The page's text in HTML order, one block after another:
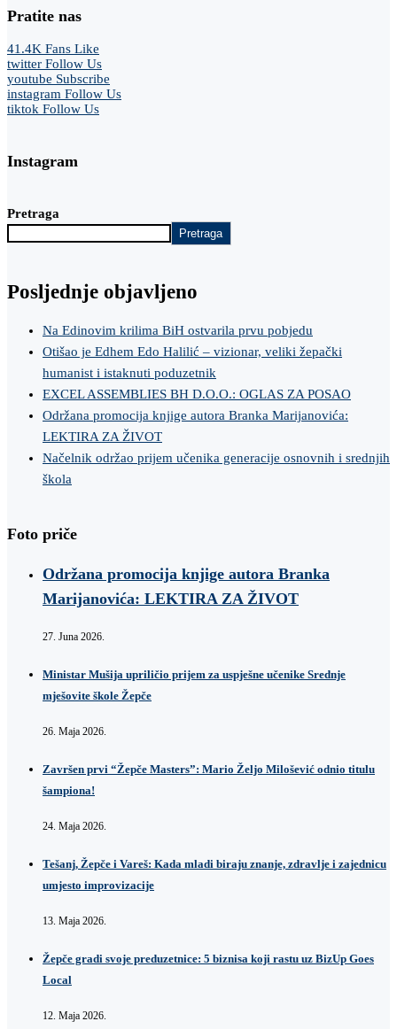
Pratite nas
41.4K Fans Like
twitter Follow Us
youtube Subscribe
instagram Follow Us
tiktok Follow Us
Instagram
Pretraga
Pretraga
Posljednje objavljeno
Na Edinovim krilima BiH ostvarila prvu pobjedu
Otišao je Edhem Edo Halilić – vizionar, veliki žepački
humanist i istaknuti poduzetnik
EXCEL ASSEMBLIES BH D.O.O.: OGLAS ZA POSAO
Održana promocija knjige autora Branka Marijanovića:
LEKTIRA ZA ŽIVOT
Načelnik održao prijem učenika generacije osnovnih i srednjih
škola
Foto priče
Održana promocija knjige autora Branka
Marijanovića: LEKTIRA ZA ŽIVOT
27. Juna 2026.
Ministar Mušija upriličio prijem za uspješne učenike Srednje
mješovite škole Žepče
26. Maja 2026.
Završen prvi “Žepče Masters”: Mario Željo Milošević odnio titulu
šampiona!
24. Maja 2026.
Tešanj, Žepče i Vareš: Kada mladi biraju znanje, zdravlje i zajednicu
umjesto improvizacije
13. Maja 2026.
Žepče gradi svoje preduzetnice: 5 biznisa koji rastu uz BizUp Goes
Local
12. Maja 2026.